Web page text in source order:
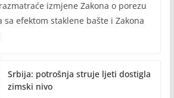
izmjene Zakona o porezu
sa efektom staklene bašte i Zakona
Srbija: potrošnja struje ljeti dostigla
zimski nivo